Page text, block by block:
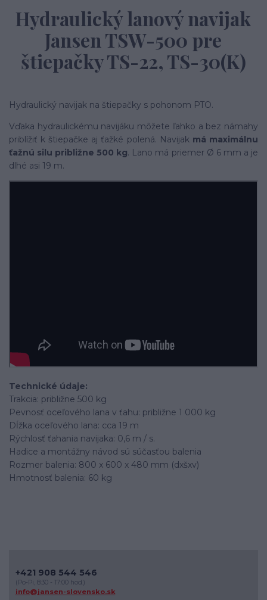
Hydraulický lanový navijak
Jansen TSW-500 pre
štiepačky TS-22, TS-30(K)
Hydraulický navijak na štiepačky s pohonom PTO.
Vďaka hydraulickému navijáku môžete ľahko a bez námahy
priblížiť k štiepačke aj ťažké polená. Navijak má maximálnu
ťažnú silu približne 500 kg. Lano má priemer Ø 6 mm a je
dlhé asi 19 m.
Technické údaje:
Trakcia: približne 500 kg
Pevnosť oceľového lana v ťahu: približne 1 000 kg
Dĺžka oceľového lana: cca 19 m
Rýchlosť ťahania navijaka: 0,6 m / s.
Hadice a montážny návod sú súčasťou balenia
Rozmer balenia: 800 x 600 x 480 mm (dxšxv)
Hmotnosť balenia: 60 kg
+421 908 544 546
(Po-Pi, 8:30 - 17:00 hod.)
info@jansen-slovensko.sk